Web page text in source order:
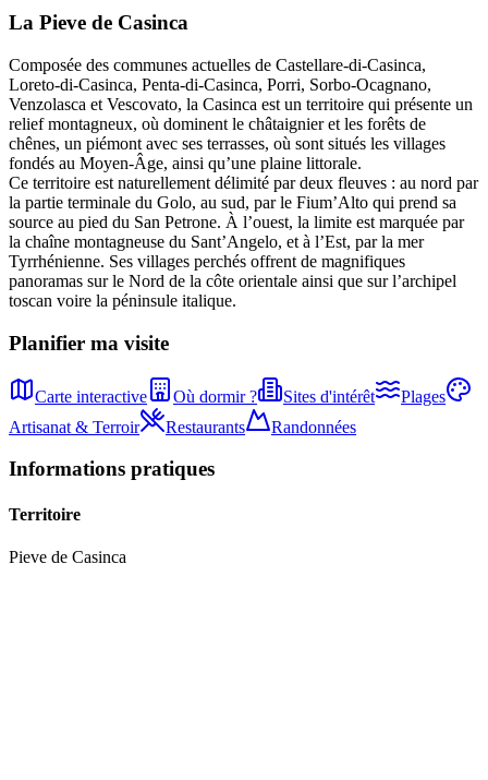
La Pieve de Casinca
Composée des communes actuelles de Castellare-di-Casinca,
Loreto-di-Casinca, Penta-di-Casinca, Porri, Sorbo-Ocagnano,
Venzolasca et Vescovato, la Casinca est un territoire qui présente un
relief montagneux, où dominent le châtaignier et les forêts de
chênes, un piémont avec ses terrasses, où sont situés les villages
fondés au Moyen-Âge, ainsi qu’une plaine littorale.
Ce territoire est naturellement délimité par deux fleuves : au nord par
la partie terminale du Golo, au sud, par le Fium’Alto qui prend sa
source au pied du San Petrone. À l’ouest, la limite est marquée par
la chaîne montagneuse du Sant’Angelo, et à l’Est, par la mer
Tyrrhénienne. Ses villages perchés offrent de magnifiques
panoramas sur le Nord de la côte orientale ainsi que sur l’archipel
toscan voire la péninsule italique.
Planifier ma visite
Carte interactive Où dormir ? Sites d'intérêt
Plages
Artisanat & Terroir
Restaurants Randonnées
Informations pratiques
Territoire
Pieve de Casinca